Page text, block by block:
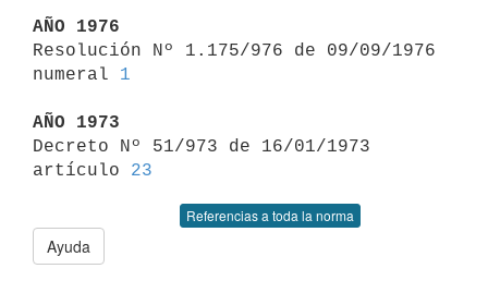
AÑO 1976
Resolución Nº 1.175/976 de 09/09/1976
numeral 1
AÑO 1973
Decreto Nº 51/973 de 16/01/1973
artículo 23
Referencias a toda la norma
Ayuda